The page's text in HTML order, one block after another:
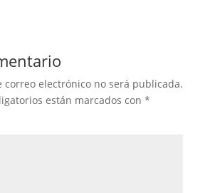
correo electrónico no será publicada.
están marcados con *